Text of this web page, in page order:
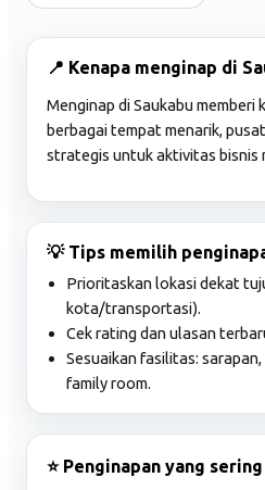
📍 Kenapa menginap di
Menginap di Saukabu memberi
berbagai tempat menarik,
strategis untuk aktivitas bisnis
💡 Tips memilih
Prioritaskan lokasi dekat
kota/transportasi).
Cek rating dan ulasan
Sesuaikan fasilitas:
family room.
⭐ Penginapan yang